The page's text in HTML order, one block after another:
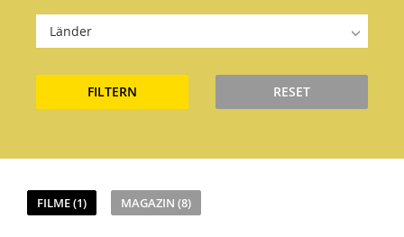
Länder
FILTERN RESET
FILME (1) MAGAZIN (8)